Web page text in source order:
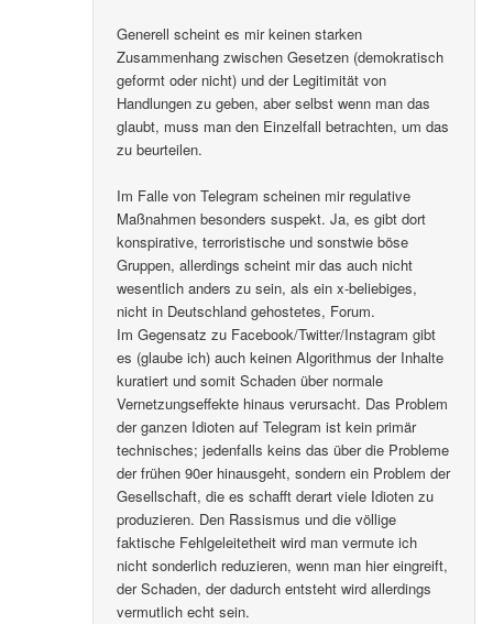
Generell scheint es mir keinen starken
Zusammenhang zwischen Gesetzen (demokratisch
geformt oder nicht) und der Legitimität von
Handlungen zu geben, aber selbst wenn man das
glaubt, muss man den Einzelfall betrachten, um das
zu beurteilen.
Im Falle von Telegram scheinen mir regulative
Maßnahmen besonders suspekt. Ja, es gibt dort
konspirative, terroristische und sonstwie böse
Gruppen, allerdings scheint mir das auch nicht
wesentlich anders zu sein, als ein x-beliebiges,
nicht in Deutschland gehostetes, Forum.
Im Gegensatz zu Facebook/Twitter/Instagram gibt
es (glaube ich) auch keinen Algorithmus der Inhalte
kuratiert und somit Schaden über normale
Vernetzungseffekte hinaus verursacht. Das Problem
der ganzen Idioten auf Telegram ist kein primär
technisches; jedenfalls keins das über die Probleme
der frühen 90er hinausgeht, sondern ein Problem der
Gesellschaft, die es schafft derart viele Idioten zu
produzieren. Den Rassismus und die völlige
faktische Fehlgeleitetheit wird man vermute ich
nicht sonderlich reduzieren, wenn man hier eingreift,
der Schaden, der dadurch entsteht wird allerdings
vermutlich echt sein.